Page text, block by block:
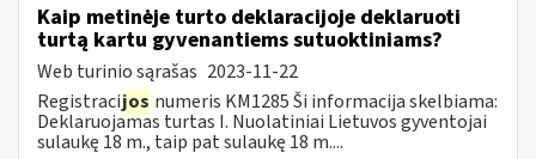
Kaip metinėje turto deklaracijoje deklaruoti
turtą kartu gyvenantiems sutuoktiniams?
Web turinio sąrašas 2023-11-22
Registracijos numeris KM1285 Ši informacija skelbiama:
Deklaruojamas turtas I. Nuolatiniai Lietuvos gyventojai
sulaukę 18 m., taip pat sulaukę 18 m....